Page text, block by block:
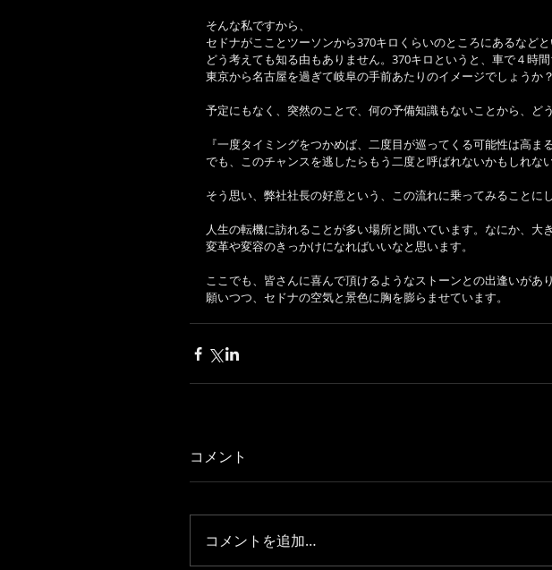
そんな私ですから、
セドナがこことツーソンから370キロくらいのところにあるなど
どう考えても知る由もありません。370キロというと、車で４時間
東京から名古屋を過ぎて岐阜の手前あたりのイメージでしょうか？
予定にもなく、突然のことで、何の予備知識もないことから、ど
『一度タイミングをつかめば、二度目が巡ってくる可能性は高ま
でも、このチャンスを逃したらもう二度と呼ばれないかもしれな
そう思い、弊社社長の好意という、この流れに乗ってみることに
人生の転機に訪れることが多い場所と聞いています。なにか、大
変革や変容のきっかけになればいいなと思います。
ここでも、皆さんに喜んで頂けるようなストーンとの出逢いがあ
願いつつ、セドナの空気と景色に胸を膨らませています。
コメント
コメントを追加…